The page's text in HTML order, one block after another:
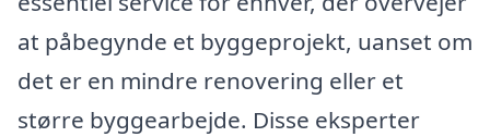
at påbegynde et byggeprojekt, uanset om
det er en mindre renovering eller et
større byggearbejde. Disse eksperter